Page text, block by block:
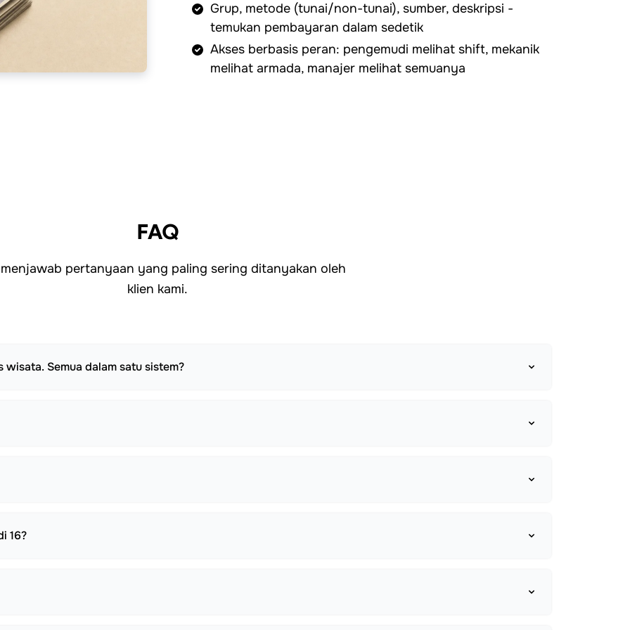
Grup, metode (tunai/non-tunai), sumber, deskripsi -
temukan pembayaran dalam sedetik
Akses berbasis peran: pengemudi melihat shift, mekanik
melihat armada, manajer melihat semuanya
FAQ
menjawab pertanyaan yang paling sering ditanyakan oleh
klien kami.
Semua dalam satu sistem?
16?